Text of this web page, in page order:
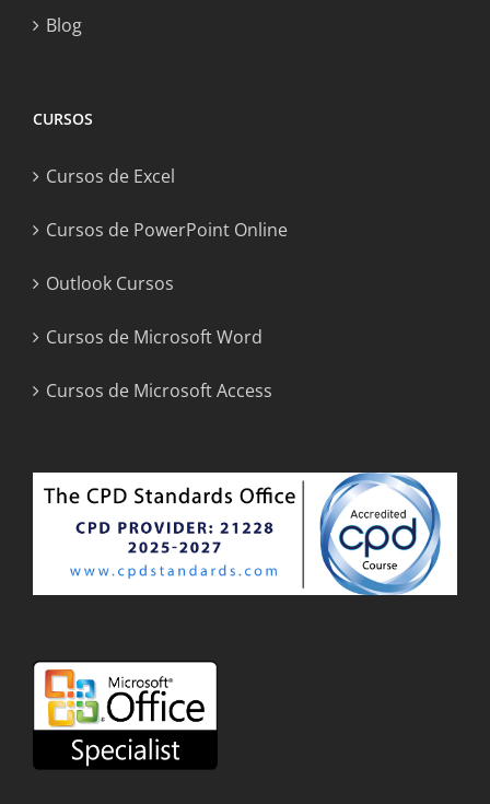
Blog
CURSOS
Cursos de Excel
Cursos de PowerPoint Online
Outlook Cursos
Cursos de Microsoft Word
Cursos de Microsoft Access